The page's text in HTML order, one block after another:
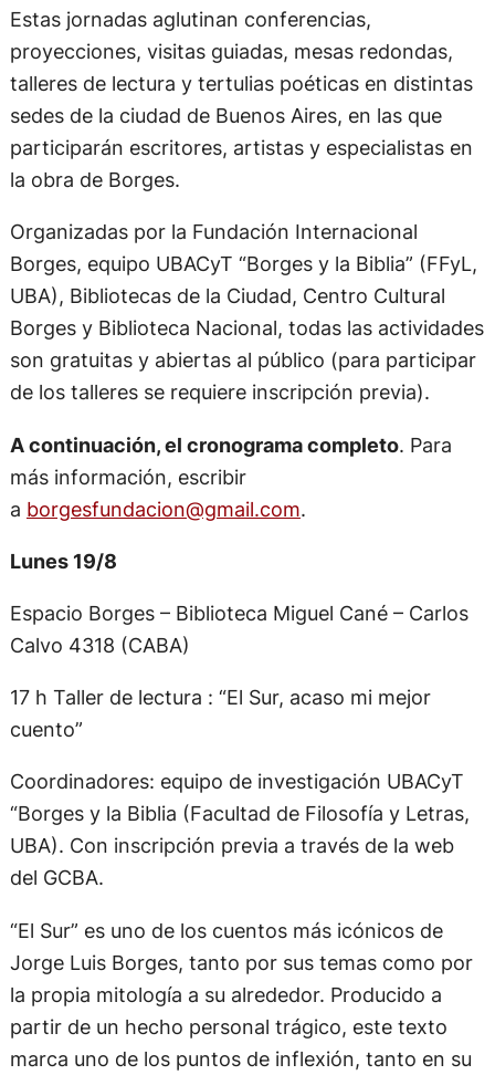
Estas jornadas aglutinan conferencias,
proyecciones, visitas guiadas, mesas redondas,
talleres de lectura y tertulias poéticas en distintas
sedes de la ciudad de Buenos Aires, en las que
participarán escritores, artistas y especialistas en
la obra de Borges.
Organizadas por la Fundación Internacional
Borges, equipo UBACyT “Borges y la Biblia” (FFyL,
UBA), Bibliotecas de la Ciudad, Centro Cultural
Borges y Biblioteca Nacional, todas las actividades
son gratuitas y abiertas al público (para participar
de los talleres se requiere inscripción previa).
A continuación, el cronograma completo. Para
más información, escribir
a borgesfundacion@gmail.com.
Lunes 19/8
Espacio Borges – Biblioteca Miguel Cané – Carlos
Calvo 4318 (CABA)
17 h Taller de lectura : “El Sur, acaso mi mejor
cuento”
Coordinadores: equipo de investigación UBACyT
“Borges y la Biblia (Facultad de Filosofía y Letras,
UBA). Con inscripción previa a través de la web
del GCBA.
“El Sur” es uno de los cuentos más icónicos de
Jorge Luis Borges, tanto por sus temas como por
la propia mitología a su alrededor. Producido a
partir de un hecho personal trágico, este texto
marca uno de los puntos de inflexión, tanto en su